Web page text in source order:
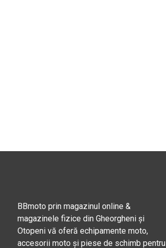
BBmoto prin magazinul online &
magazinele fizice din Gheorgheni și
Otopeni vă oferă echipamente moto,
accesorii moto și piese de schimb pentru